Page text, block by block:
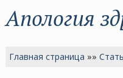
Апология
Главная страница »»